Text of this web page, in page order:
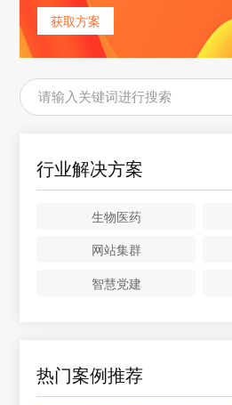
获取方案
行业解决方案
生物医药
网站集群
智慧党建
热门案例推荐